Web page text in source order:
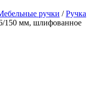
ручки /Ручка
150 мм, шлифованное